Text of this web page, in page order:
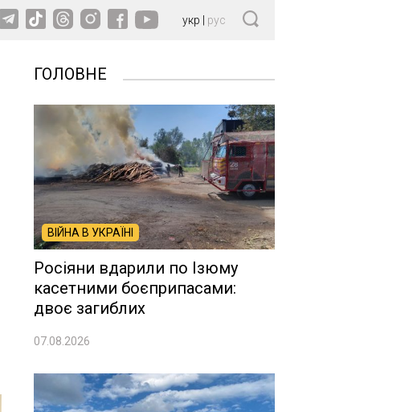
укр рус
ГОЛОВНЕ
ВІЙНА В УКРАЇНІ
Росіяни вдарили по Ізюму
касетними боєприпасами:
двоє загиблих
07.08.2026